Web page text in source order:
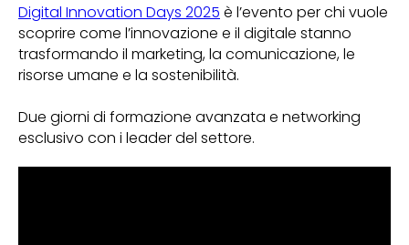
Digital Innovation Days 2025 è l’evento per chi vuole
scoprire come l’innovazione e il digitale stanno
trasformando il marketing, la comunicazione, le
risorse umane e la sostenibilità.
Due giorni di formazione avanzata e networking
esclusivo con i leader del settore.